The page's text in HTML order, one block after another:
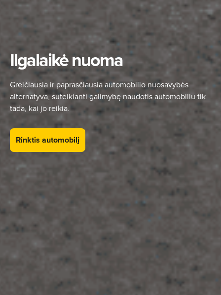
Ilgalaikė nuoma
Greičiausia ir paprasčiausia automobilio nuosavybės
alternatyva, suteikianti galimybę naudotis automobiliu tik
tada, kai jo reikia.
Rinktis automobilį